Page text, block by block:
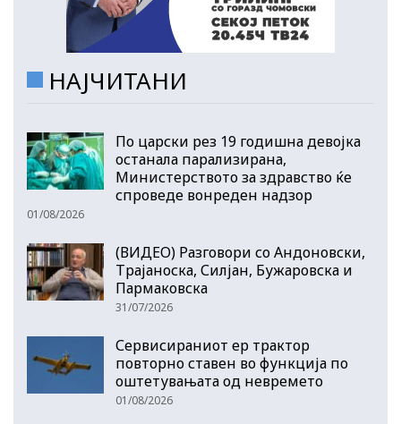
НАЈЧИТАНИ
По царски рез 19 годишна девојка
останала парализирана,
Министерството за здравство ќе
спроведе вонреден надзор
01/08/2026
(ВИДЕО) Разговори со Андоновски,
Трајаноска, Силјан, Бужаровска и
Пармаковска
31/07/2026
Сервисираниот ер трактор
повторно ставен во функција по
оштетувањата од невремето
01/08/2026